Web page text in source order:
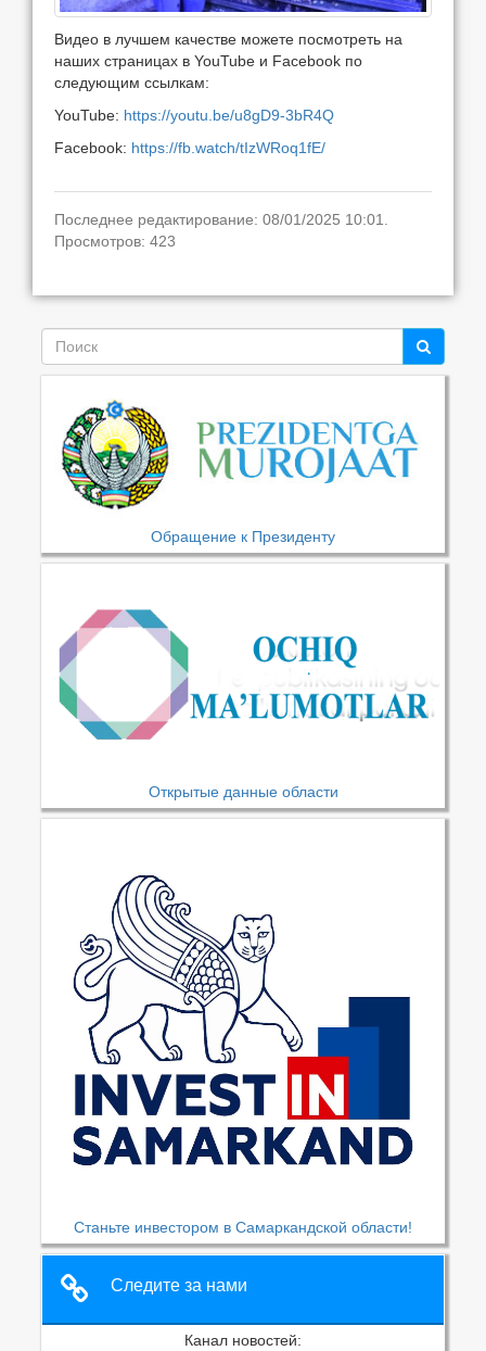
Видео в лучшем качестве можете посмотреть на
наших страницах в YouTube и Facebook по
следующим ссылкам:
YouTube: https://youtu.be/u8gD9-3bR4Q
Facebook: https://fb.watch/tIzWRoq1fE/
Последнее редактирование: 08/01/2025 10:01.
Просмотров: 423
Обращение к Президенту
Открытые данные области
Станьте инвестором в Самаркандской области!
Следите за нами
Канал новостей: